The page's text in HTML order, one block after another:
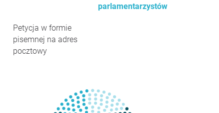
parlamentarzystów
Petycja w formie
pisemnej na adres
pocztowy